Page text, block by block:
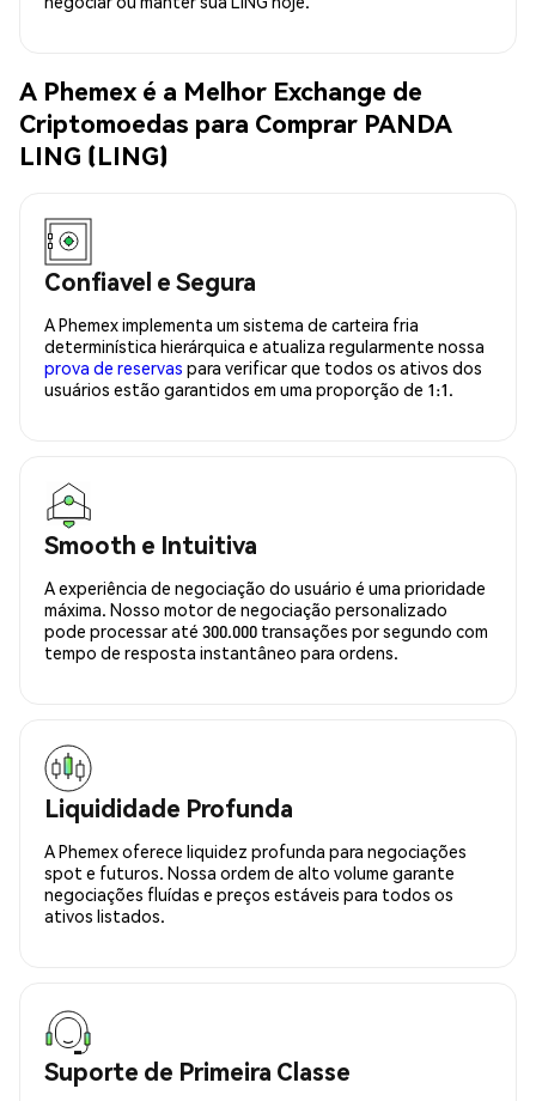
A Phemex é a Melhor Exchange de
Criptomoedas para Comprar PANDA
LING (LING)
Confiavel e Segura
A Phemex implementa um sistema de carteira fria
determinística hierárquica e atualiza regularmente nossa
prova de reservas para verificar que todos os ativos dos
usuários estão garantidos em uma proporção de 1:1.
Smooth e Intuitiva
A experiência de negociação do usuário é uma prioridade
máxima. Nosso motor de negociação personalizado
pode processar até 300.000 transações por segundo com
tempo de resposta instantâneo para ordens.
Liquididade Profunda
A Phemex oferece liquidez profunda para negociações
spot e futuros. Nossa ordem de alto volume garante
negociações fluídas e preços estáveis para todos os
ativos listados.
Suporte de Primeira Classe